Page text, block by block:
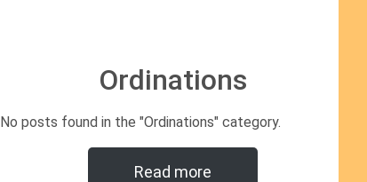
Ordinations
No posts found in the "Ordinations" category.
Read more